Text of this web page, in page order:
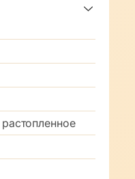
растопленное